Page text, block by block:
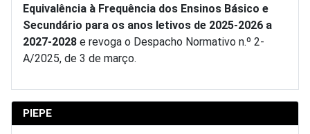
Equivalência à Frequência dos Ensinos Básico e
Secundário para os anos letivos de 2025-2026 a
2027-2028 e revoga o Despacho Normativo n.º 2-
A/2025, de 3 de março.
PIEPE